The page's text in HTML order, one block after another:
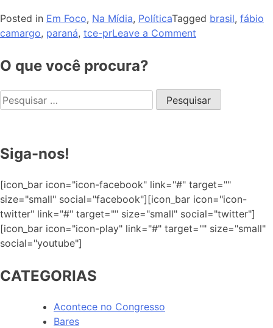
Posted in Em Foco, Na Mídia, PolíticaTagged brasil, fábio
camargo, paraná, tce-prLeave a Comment
O que você procura?
Siga-nos!
[icon_bar icon="icon-facebook" link="#" target=""
size="small" social="facebook"][icon_bar icon="icon-
twitter" link="#" target="" size="small" social="twitter"]
[icon_bar icon="icon-play" link="#" target="" size="small"
social="youtube"]
CATEGORIAS
Acontece no Congresso
Bares